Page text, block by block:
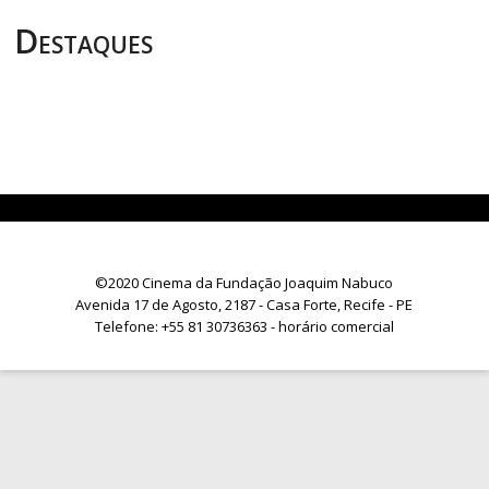
Destaques
©2020 Cinema da Fundação Joaquim Nabuco
Avenida 17 de Agosto, 2187 - Casa Forte, Recife - PE
Telefone: +55 81 30736363 - horário comercial